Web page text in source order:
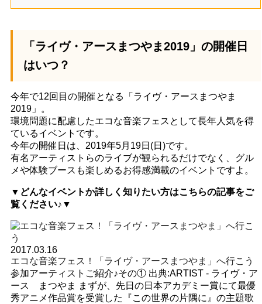
「ライヴ・アースまつやま2019」の開催日
はいつ？
今年で12回目の開催となる「ライヴ・アースまつやま
2019」。
環境問題に配慮したエコな音楽フェスとして長年人気を得
ているイベントです。
今年の開催日は、2019年5月19日(日)です。
有名アーティストらのライブが観られるだけでなく、グル
メや体験ブースも楽しめるお得感満載のイベントですよ。
▼どんなイベントか詳しく知りたい方はこちらの記事をご
覧ください♪▼
2017.03.16
エコな音楽フェス！「ライヴ・アースまつやま」へ行こう
参加アーティストご紹介♪その① 出典:ARTIST - ライヴ・ア
ース まつやま まずが、先日の日本アカデミー賞にて最優
秀アニメ作品賞を受賞した『この世界の片隅に』の主題歌